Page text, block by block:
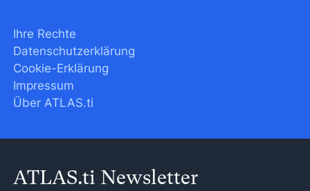
ATLAS.ti Newsletter
Ihre Rechte
Datenschutzerklärung
Cookie-Erklärung
Impressum
Über ATLAS.ti